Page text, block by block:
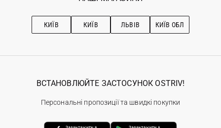
Рекомендації з догляду
КИЇВ КИЇВ ЛЬВІВ КИЇВ ОБЛ
ВСТАНОВЛЮЙТЕ ЗАСТОСУНОК OSTRIV!
Персональні пропозиції та швидкі покупки